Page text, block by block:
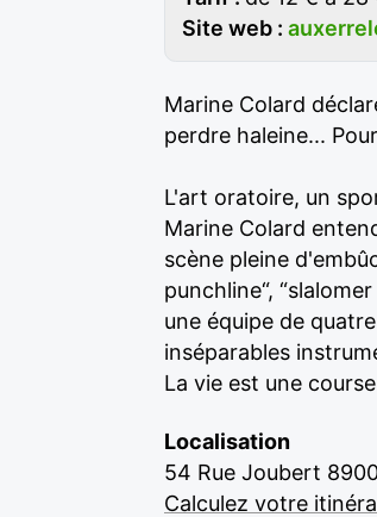
Site web :
Marine Colard
perdre haleine...
L'art oratoire, un
Marine Colard
scène pleine
punchline“,
une équipe de
inséparables
La vie est une
Localisation
54 Rue Joubert
Calculez votre